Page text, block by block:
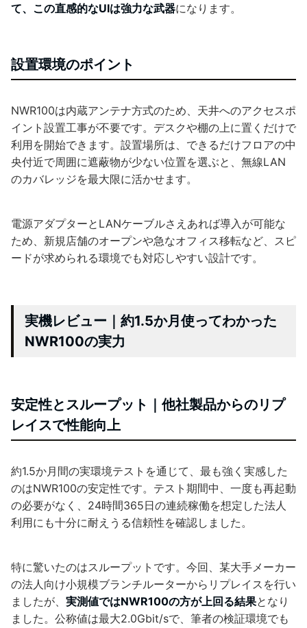
て、この直感的なUIは強力な武器になります。
設置環境のポイント
NWR100は内蔵アンテナ方式のため、天井へのアクセスポ
イント設置工事が不要です。デスクや棚の上に置くだけで
利用を開始できます。設置場所は、できるだけフロアの中
央付近で周囲に遮蔽物が少ない位置を選ぶと、無線LAN
のカバレッジを最大限に活かせます。
電源アダプターとLANケーブルさえあれば導入が可能な
ため、新規店舗のオープンや急なオフィス移転など、スピ
ードが求められる環境でも対応しやすい設計です。
実機レビュー｜約1.5か月使ってわかった
NWR100の実力
安定性とスループット｜他社製品からのリプ
レイスで性能向上
約1.5か月間の実環境テストを通じて、最も強く実感した
のはNWR100の安定性です。テスト期間中、一度も再起動
の必要がなく、24時間365日の連続稼働を想定した法人
利用にも十分に耐えうる信頼性を確認しました。
特に驚いたのはスループットです。今回、某大手メーカー
の法人向け小規模ブランチルーターからリプレイスを行い
ましたが、 実測値ではNWR100の方が上回る結果となり
ました。公称値は最大2.0Gbit/sで、筆者の検証環境でも